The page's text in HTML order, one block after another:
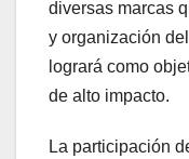
diversas marcas
y organización
logrará como
de alto impacto.
La participación